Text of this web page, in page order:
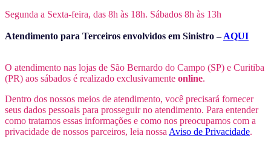
Segunda a Sexta-feira, das 8h às 18h. Sábados 8h às 13h
Atendimento para Terceiros envolvidos em Sinistro –AQUI
O atendimento nas lojas de São Bernardo do Campo (SP) e Curitiba
(PR) aos sábados é realizado exclusivamente online.
Dentro dos nossos meios de atendimento, você precisará fornecer
seus dados pessoais para prosseguir no atendimento. Para entender
como tratamos essas informações e como nos preocupamos com a
privacidade de nossos parceiros, leia nossaAviso de Privacidade.